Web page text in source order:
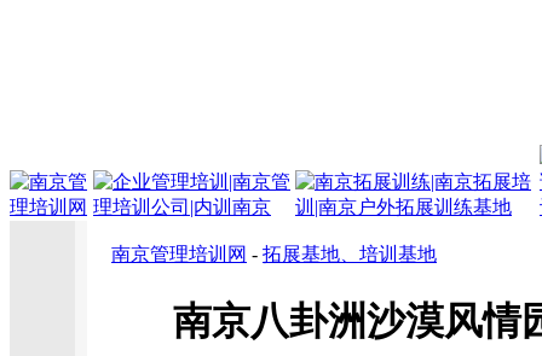
南京管理培训网 - 拓展基地、培训基地
南京八卦洲沙漠风情